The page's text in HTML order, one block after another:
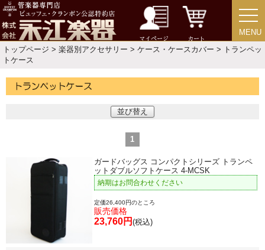
マイページ カート
MENU
MENU
トップページ > 楽器別アクセサリー > ケース・ケースカバー > トランペッ
トケース
並び替え
1
ガードバッグス コンパクトシリーズ トランペ
ットダブルソフトケース 4-MCSK
納期はお問合わせください
定価26,400円のところ
販売価格
23,760円 (税込)
CD
今月のお買い得品
目的・用途別で楽器を探す
メーカー別で探す